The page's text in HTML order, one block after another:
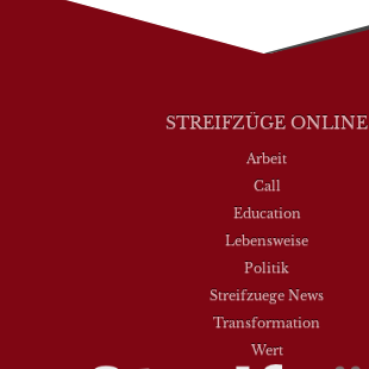
STREIFZÜGE ONLINE
Arbeit
Call
Education
Lebensweise
Politik
Streifzuege News
Transformation
Wert